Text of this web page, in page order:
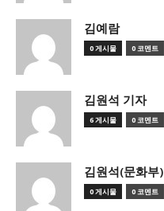
김예람
0 게시물 0 코멘트
김원석 기자
6 게시물 0 코멘트
김원석(문화부)
0 게시물 0 코멘트